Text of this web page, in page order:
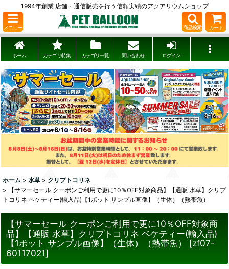
1994年創業 店舗・通信販売を行う信頼実績のアクアリウムショップ
メニュー 商品検索 カート
ホーム カテゴリ特集 カテゴリ一覧 問い合わせ ログイン
ホーム > 水草 > クリプトコリネ
>
【サマーセール クーポンご利用で更に10％OFF対象商品】【通販 水草】クリプ
トコリネ ベケティー(輸入品)【1ポット サンプル画像】（生体）（熱帯魚）
【サマーセール クーポンご利用で更に10％OFF対象商
品】【通販 水草】クリプトコリネ ベケティー(輸入品)
【1ポット サンプル画像】（生体）（熱帯魚）
[zf07-
60117021]